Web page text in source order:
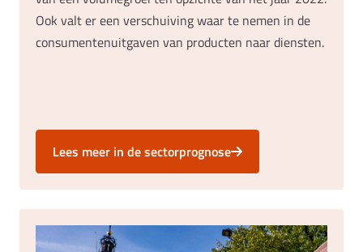
Ook valt er een verschuiving waar te nemen in de
consumentenuitgaven van producten naar diensten.
Lees meer in de sectorprognose